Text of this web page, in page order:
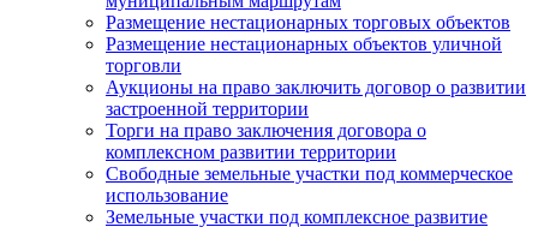
Размещение нестационарных торговых объектов
Размещение нестационарных объектов уличной
торговли
Аукционы на право заключить договор о развитии
застроенной территории
Торги на право заключения договора о
комплексном развитии территории
Свободные земельные участки под коммерческое
использование
Земельные участки под комплексное развитие